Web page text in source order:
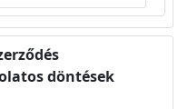
döntések